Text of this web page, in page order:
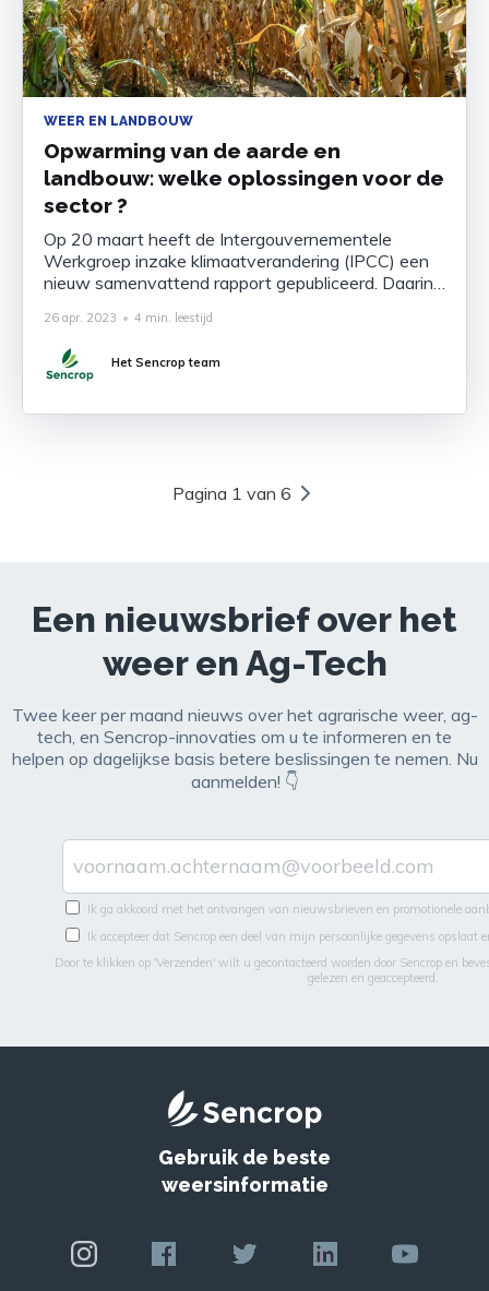
WEER EN LANDBOUW
Opwarming van de aarde en
landbouw: welke oplossingen voor de
sector ?
Op 20 maart heeft de Intergouvernementele
Werkgroep inzake klimaatverandering (IPCC) een
nieuw samenvattend rapport gepubliceerd. Daarin
klimaatverandering en de oplossingen om die aan
te pakken in detail beschreven. Het staat vast: de
temperatuur van het aardoppervlak is met +1,1°C
26 apr. 2023 • 4 min. leestijd
Het Sencrop team
Pagina 1 van 6
Een nieuwsbrief over het
weer en Ag-Tech
Twee keer per maand nieuws over het agrarische weer, ag-
tech, en Sencrop-innovaties om u te informeren en te
helpen op dagelijkse basis betere beslissingen te nemen. Nu
aanmelden! 👇
Ik ga akkoord met het ontvangen van nieuwsbrieven en promotionele
Ik accepteer dat Sencrop een deel van mijn persoonlijke gegevens opslaat
Door te klikken op 'Verzenden' wilt u gecontacteerd worden door Sencrop en
gelezen en geaccepteerd.
Gebruik de beste
weersinformatie